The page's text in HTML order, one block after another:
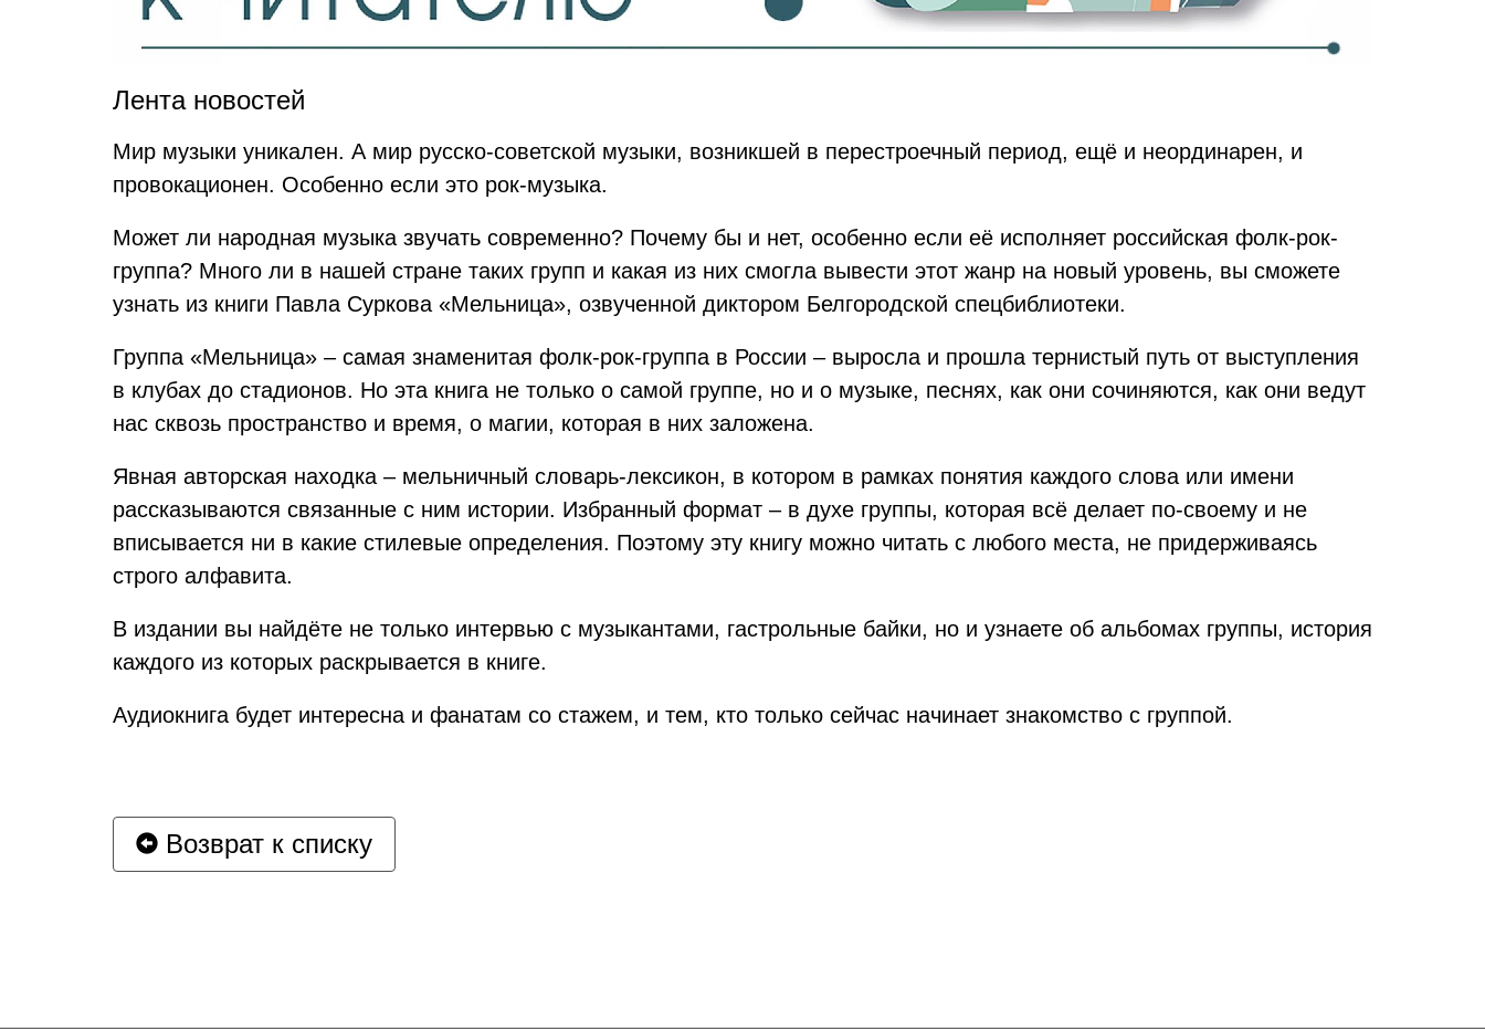
Лента новостей
Мир музыки уникален. А мир русско-советской музыки, возникшей в перестроечный период, ещё и неординарен, и
провокационен. Особенно если это рок-музыка.
Может ли народная музыка звучать современно? Почему бы и нет, особенно если её исполняет российская фолк-рок-
группа? Много ли в нашей стране таких групп и какая из них смогла вывести этот жанр на новый уровень, вы сможете
узнать из книги Павла Суркова «Мельница», озвученной диктором Белгородской спецбиблиотеки.
Группа «Мельница» – самая знаменитая фолк-рок-группа в России – выросла и прошла тернистый путь от выступления
в клубах до стадионов. Но эта книга не только о самой группе, но и о музыке, песнях, как они сочиняются, как они ведут
нас сквозь пространство и время, о магии, которая в них заложена.
Явная авторская находка – мельничный словарь-лексикон, в котором в рамках понятия каждого слова или имени
рассказываются связанные с ним истории. Избранный формат – в духе группы, которая всё делает по-своему и не
вписывается ни в какие стилевые определения. Поэтому эту книгу можно читать с любого места, не придерживаясь
строго алфавита.
В издании вы найдёте не только интервью с музыкантами, гастрольные байки, но и узнаете об альбомах группы, история
каждого из которых раскрывается в книге.
Аудиокнига будет интересна и фанатам со стажем, и тем, кто только сейчас начинает знакомство с группой.
Возврат к списку